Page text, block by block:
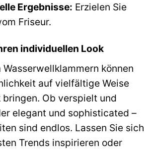
Ergebnisse: Erzielen Sie
Friseur.
individuellen Look
können
auf vielfältige Weise
bringen. Ob verspielt und
elegant und sophisticated –
sind endlos. Lassen Sie sich
Trends inspirieren oder